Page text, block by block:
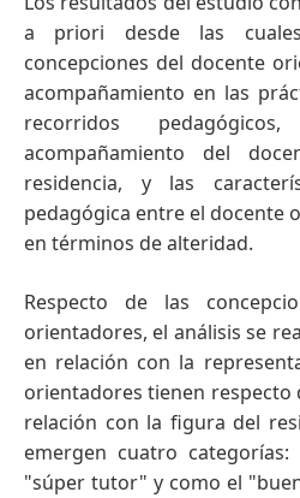
a priori desde las
concepciones del docente
acompañamiento en las
recorridos
acompañamiento del
residencia, y las
pedagógica entre el docente
en términos de alteridad.
Respecto de las
orientadores, el análisis se
en relación con la
orientadores tienen respecto
relación con la figura del
emergen cuatro
"súper tutor" y como el